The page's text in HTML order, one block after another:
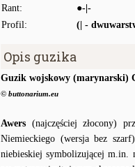
Rant:
●-|-
Profil:
(| -
Opis guzika
Guzik wojskowy (marynarski)
© buttonarium.eu
Awers (najczęściej złocony)
Niemieckiego (wersja bez
niebieskiej symbolizującej m.in.